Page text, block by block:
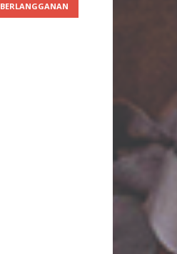
BERLANGGANAN